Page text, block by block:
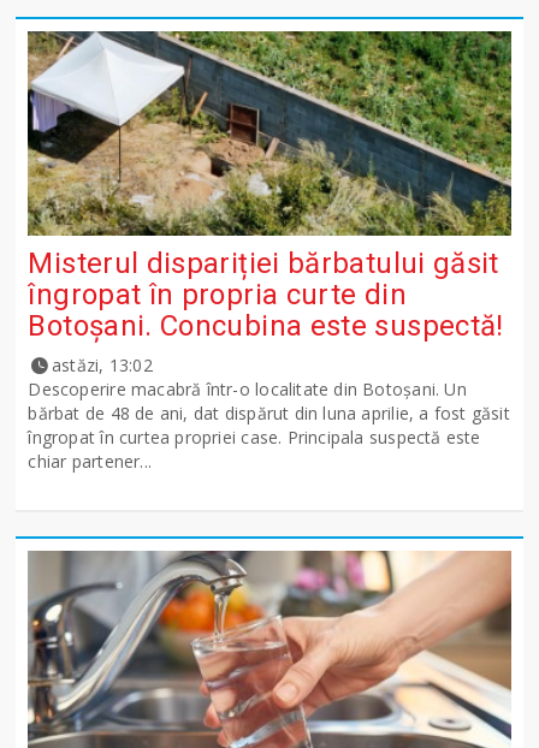
Misterul dispariției bărbatului găsit
îngropat în propria curte din
Botoșani. Concubina este suspectă!
astăzi, 13:02
Descoperire macabră într-o localitate din Botoșani. Un
bărbat de 48 de ani, dat dispărut din luna aprilie, a fost găsit
îngropat în curtea propriei case. Principala suspectă este
chiar partener...